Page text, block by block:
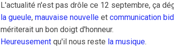
L'actualité n'est pas drôle ce 12 septembre, ça
la gueule, mauvaise nouvelle et communication
mériterait un bon doigt d'honneur.
Heureusement qu'il nous reste la musique.